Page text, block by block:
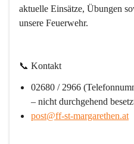
aktuelle Einsätze, Übungen
unsere Feuerwehr.
📞 Kontakt
02680 / 2966
– nicht durchgehend
post@ff-st-margarethen.at